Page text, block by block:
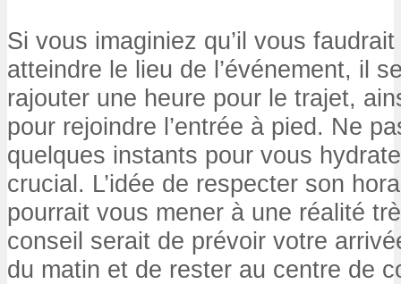
Si vous imaginiez qu’il vous
atteindre le lieu de l’événement, il
rajouter une heure pour le trajet,
pour rejoindre l’entrée à pied. Ne
quelques instants pour vous
crucial. L’idée de respecter son
pourrait vous mener à une réalité
conseil serait de prévoir votre
du matin et de rester au centre de